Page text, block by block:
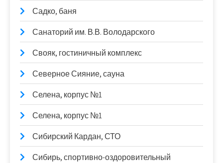
Садко, баня
Санаторий им. В.В. Володарского
Свояк, гостиничный комплекс
Северное Сияние, сауна
Селена, корпус №1
Селена, корпус №1
Сибирский Кардан, СТО
Сибирь, спортивно-оздоровительный